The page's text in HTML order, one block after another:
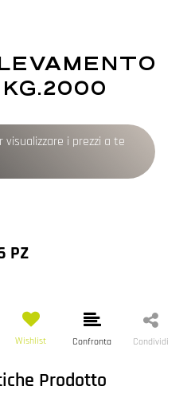
visualizzare i prezzi a te
PZ
Wishlist Confronta Condividi
Prodotto